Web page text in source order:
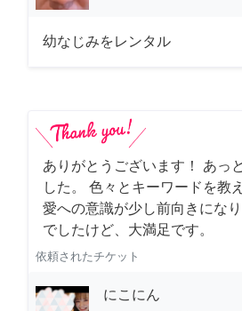
幼なじみをレンタル
ありがとうございます！ あっ
した。 色々とキーワードを教
愛への意識が少し前向きにな
でしたけど、大満足です。
依頼されたチケット
にこにん